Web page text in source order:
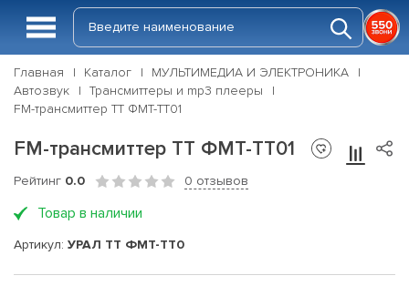
Главная Каталог
МУЛЬТИМЕДИА И ЭЛЕКТРОНИКА
Автозвук
Трансмиттеры и mp3 плееры
FM-трансмиттер ТТ ФМТ-ТТ01
FM-трансмиттер ТТ ФМТ-ТТ01
Рейтинг 0.0 0 отзывов
Товар в наличии
Артикул: УРАЛ ТТ ФМТ-ТТ0